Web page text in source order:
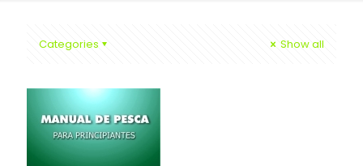
Categories Show all